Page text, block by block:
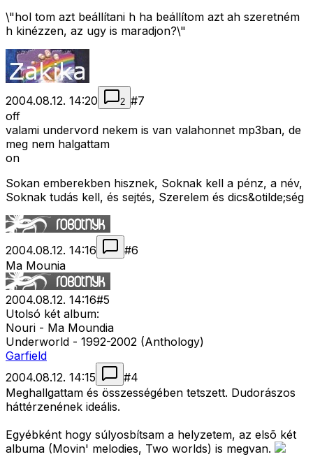
\"hol tom azt beállítani h ha beállítom azt ah szeretném
h kinézzen, az ugy is maradjon?\"
2004.08.12. 14:20 2 #7
off
valami undervord nekem is van valahonnet mp3ban, de
meg nem halgattam
on
Sokan emberekben hisznek, Soknak kell a pénz, a név,
Soknak tudás kell, és sejtés, Szerelem és dics&otilde;ség
2004.08.12. 14:16 #6
Ma Mounia
2004.08.12. 14:16#5
Utolsó két album:
Nouri - Ma Moundia
Underworld - 1992-2002 (Anthology)
Garfield
2004.08.12. 14:15
#4
Meghallgattam és összességében tetszett. Dudorászos
háttérzenének ideális.
Egyébként hogy súlyosbítsam a helyzetem, az elsõ két
albuma (Movin' melodies, Two worlds) is megvan.